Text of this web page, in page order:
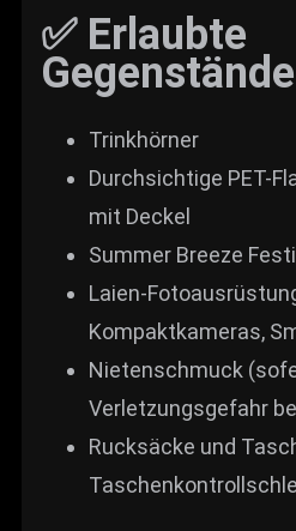
✅ Erlaubte
Gegenstände
Trinkhörner
Durchsichtige PET-
mit Deckel
Summer Breeze
Laien-
Kompaktkameras,
Nietenschmuck
Verletzungsgefahr
Rucksäcke und